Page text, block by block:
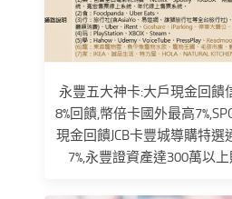
永豐五大神卡:大戶現金回饋
8%回饋,幣倍卡國外最高
現金回饋JCB卡豐城導購特選
7%,永豐證資產達300萬以